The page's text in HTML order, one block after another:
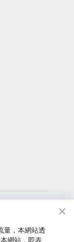
量，本網站透
網站，即表